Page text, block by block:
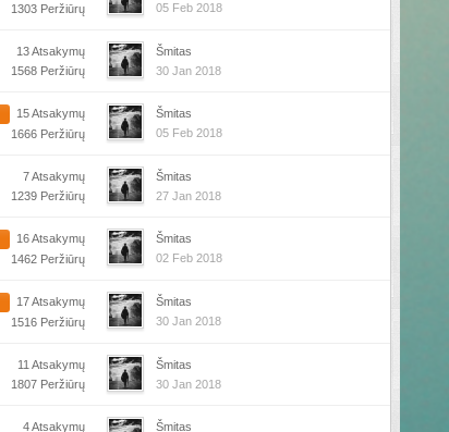
1303 Peržiūrų
05 Feb 2018
13 Atsakymų
1568 Peržiūrų
Šmitas
30 Jan 2018
15 Atsakymų
1666 Peržiūrų
Šmitas
05 Feb 2018
7 Atsakymų
1239 Peržiūrų
Šmitas
27 Jan 2018
16 Atsakymų
1462 Peržiūrų
Šmitas
02 Feb 2018
17 Atsakymų
1516 Peržiūrų
Šmitas
30 Jan 2018
11 Atsakymų
1807 Peržiūrų
Šmitas
30 Jan 2018
4 Atsakymų Šmitas